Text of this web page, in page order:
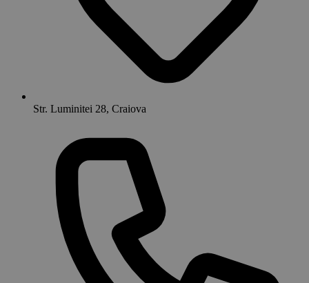
Str. Luminitei 28, Craiova